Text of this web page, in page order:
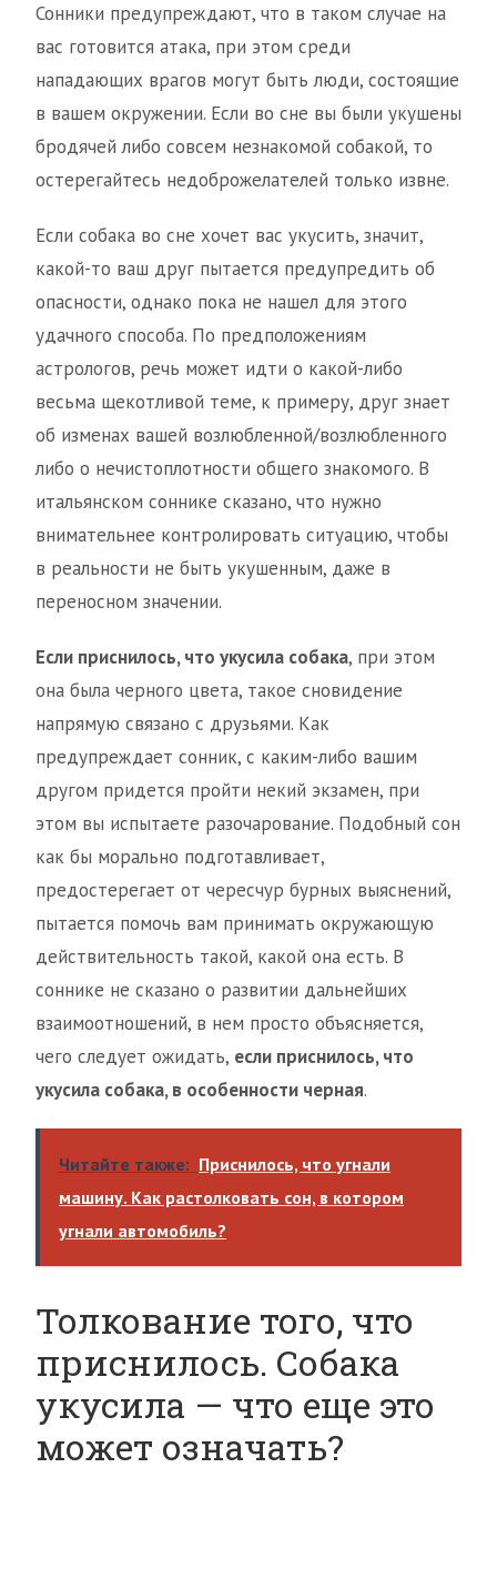
Сонники предупреждают, что в таком случае на
вас готовится атака, при этом среди
нападающих врагов могут быть люди, состоящие
в вашем окружении. Если во сне вы были укушены
бродячей либо совсем незнакомой собакой, то
остерегайтесь недоброжелателей только извне.
Если собака во сне хочет вас укусить, значит,
какой-то ваш друг пытается предупредить об
опасности, однако пока не нашел для этого
удачного способа. По предположениям
астрологов, речь может идти о какой-либо
весьма щекотливой теме, к примеру, друг знает
об изменах вашей возлюбленной/возлюбленного
либо о нечистоплотности общего знакомого. В
итальянском соннике сказано, что нужно
внимательнее контролировать ситуацию, чтобы
в реальности не быть укушенным, даже в
переносном значении.
Если приснилось, что укусила собака, при этом
она была черного цвета, такое сновидение
напрямую связано с друзьями. Как
предупреждает сонник, с каким-либо вашим
другом придется пройти некий экзамен, при
этом вы испытаете разочарование. Подобный сон
как бы морально подготавливает,
предостерегает от чересчур бурных выяснений,
пытается помочь вам принимать окружающую
действительность такой, какой она есть. В
соннике не сказано о развитии дальнейших
взаимоотношений, в нем просто объясняется,
чего следует ожидать, если приснилось, что
укусила собака, в особенности черная.
Читайте также: Приснилось, что угнали
машину. Как растолковать сон, в котором
угнали автомобиль?
Толкование того, что
приснилось. Собака
укусила — что еще это
может означать?